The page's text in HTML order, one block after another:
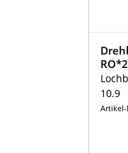
10.9
Artikel-